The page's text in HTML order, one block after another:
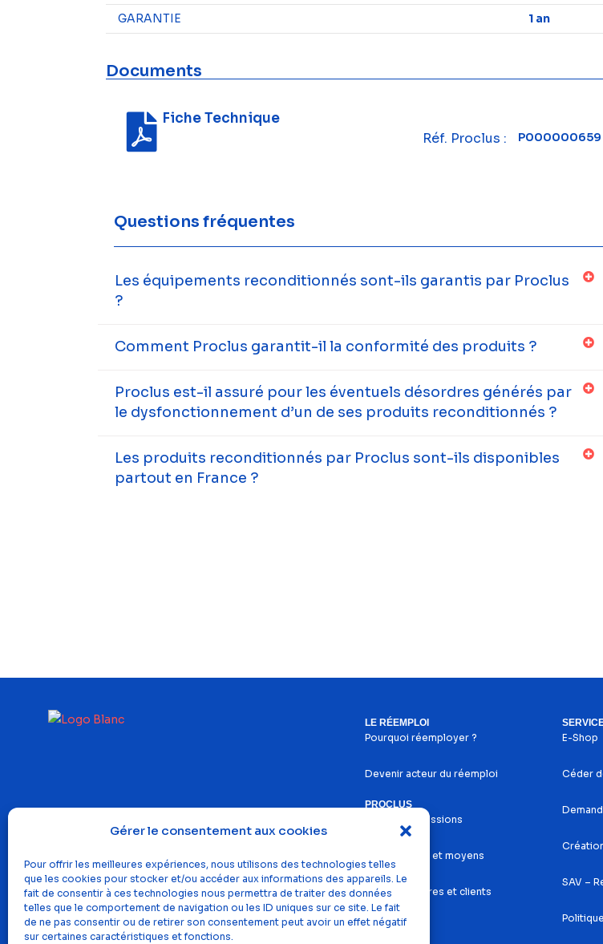
Gérer le consentement aux cookies
Pour offrir les meilleures expériences, nous utilisons des technologies telles
que les cookies pour stocker et/ou accéder aux informations des appareils. Le
fait de consentir à ces technologies nous permettra de traiter des données
telles que le comportement de navigation ou les ID uniques sur ce site. Le fait
de ne pas consentir ou de retirer son consentement peut avoir un effet négatif
sur certaines caractéristiques et fonctions.
GARANTIE
1 an
Documents
Fiche Technique
Réf. Proclus :
P000000659
Questions fréquentes
Les équipements reconditionnés sont-ils garantis par Proclus
?
Comment Proclus garantit-il la conformité des produits ?
Proclus est-il assuré pour les éventuels désordres générés par
le dysfonctionnement d’un de ses produits reconditionnés ?
Les produits reconditionnés par Proclus sont-ils disponibles
partout en France ?
LE RÉEMPLOI
Pourquoi réemployer ?
Devenir acteur du réemploi
PROCLUS
Histoire et missions
Nos services et moyens
Nos partenaires et clients
E-Shop
Céder
SAV –